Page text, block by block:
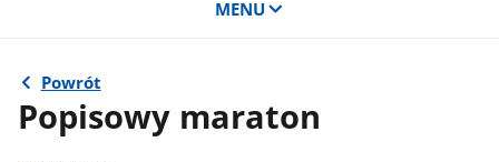
MENU
Powrót
Popisowy maraton